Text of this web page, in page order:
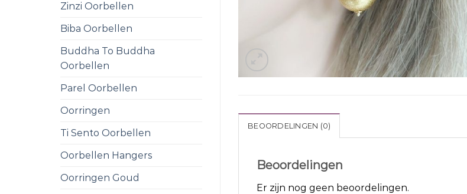
Zinzi Oorbellen
Biba Oorbellen
Buddha To Buddha
Oorbellen
Parel Oorbellen
Oorringen
Ti Sento Oorbellen
Oorbellen Hangers
Oorringen Goud
BEOORDELINGEN (0)
Beoordelingen
Er zijn nog geen beoordelingen.